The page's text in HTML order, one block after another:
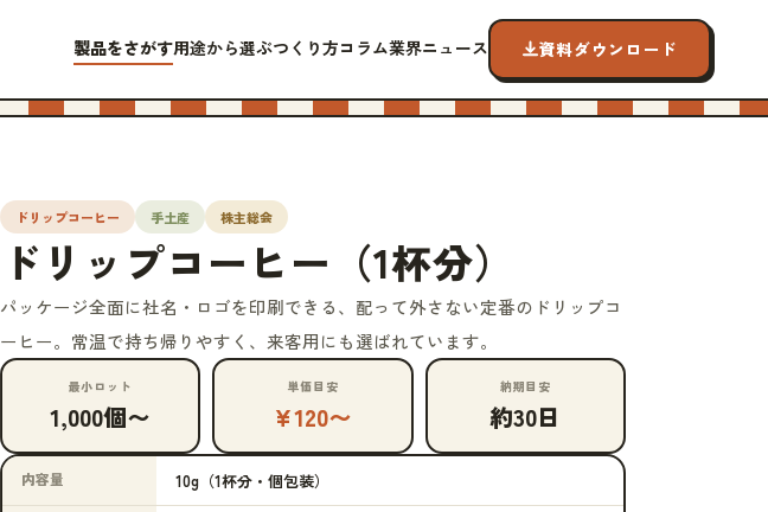
製品をさがす用途から選ぶつくり方コラム業界ニュース 資料ダウンロード
ドリップコーヒー 手土産 株主総会
ドリップコーヒー（1杯分）
パッケージ全面に社名・ロゴを印刷できる、配って外さない定番のドリップコ
ーヒー。常温で持ち帰りやすく、来客用にも選ばれています。
最小ロット
1,000個〜
単価目安
¥120〜
納期目安
約30日
内容量 10g（1杯分・個包装）